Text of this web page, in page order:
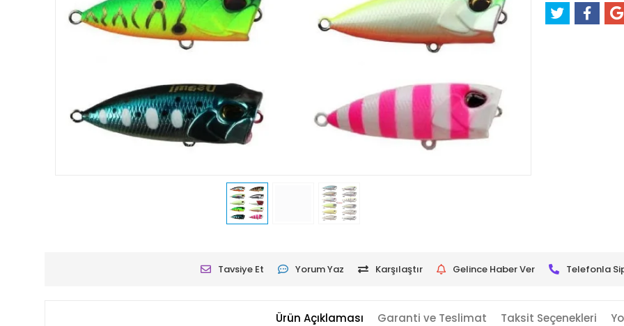
Tavsiye Et Yorum Yaz Karşılaştır Gelince Haber Ver Telefonla
Ürün Açıklaması Garanti ve Teslimat Taksit Seçenekleri